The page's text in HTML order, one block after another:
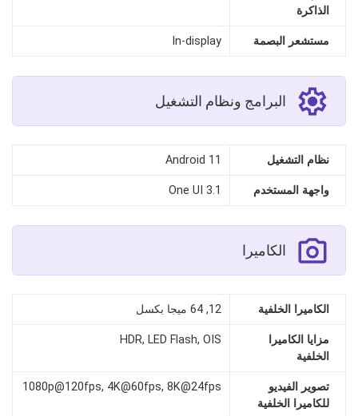
الذاكرة
مستشعر البصمة In-display
البرامج ونظام التشغيل
نظام التشغيل Android 11
واجهة المستخدم One UI 3.1
الكاميرا
الكاميرا الخلفية 12, 64 ميجا بكسل
مزايا الكاميرا
الخلفية
HDR, LED Flash, OIS
تصوير الفيديو
للكاميرا الخلفية
1080p@120fps, 4K@60fps, 8K@24fps